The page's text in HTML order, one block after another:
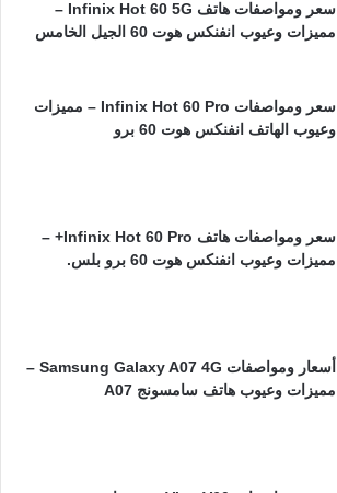
سعر ومواصفات هاتف Infinix Hot 60 5G –
مميزات وعيوب انفنكس هوت 60 الجيل الخامس
سعر ومواصفات Infinix Hot 60 Pro – مميزات
وعيوب الهاتف انفنكس هوت 60 برو
سعر ومواصفات هاتف Infinix Hot 60 Pro+ –
مميزات وعيوب انفنكس هوت 60 برو بلس.
أسعار ومواصفات Samsung Galaxy A07 4G –
مميزات وعيوب هاتف سامسونج A07